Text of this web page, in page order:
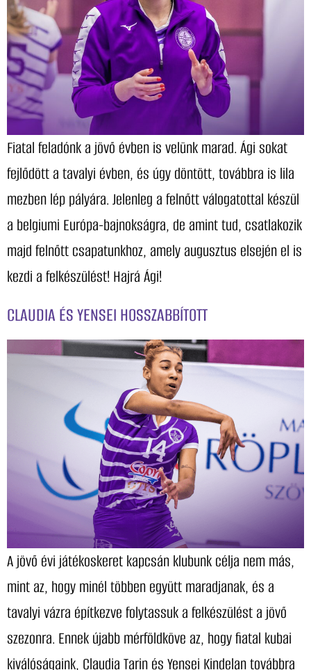
Fiatal feladónk a jövő évben is velünk marad. Ági sokat
fejlődött a tavalyi évben, és úgy döntött, továbbra is lila
mezben lép pályára. Jelenleg a felnőtt válogatottal készül
a belgiumi Európa-bajnokságra, de amint tud, csatlakozik
majd felnőtt csapatunkhoz, amely augusztus elsején el is
kezdi a felkészülést! Hajrá Ági!
CLAUDIA ÉS YENSEI HOSSZABBÍTOTT
A jövő évi játékoskeret kapcsán klubunk célja nem más,
mint az, hogy minél többen együtt maradjanak, és a
tavalyi vázra építkezve folytassuk a felkészülést a jövő
szezonra. Ennek újabb mérföldköve az, hogy fiatal kubai
kiválóságaink, Claudia Tarin és Yensei Kindelan továbbra